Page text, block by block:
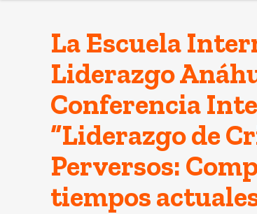
La Escuela
Liderazgo
Conferencia
“Liderazgo de
Perversos:
tiempos